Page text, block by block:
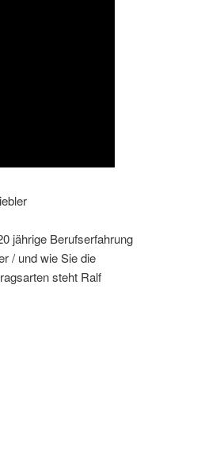
jährige Berufserfahrung
/ und wie Sie die
steht Ralf